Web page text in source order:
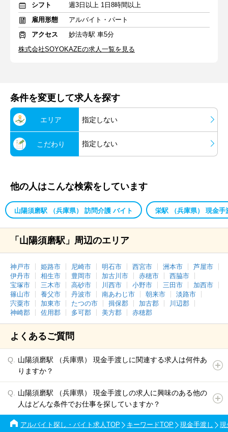
シフト
週3日以上 1日8時間以上
雇用形態
アルバイト・パート
アクセス
妙法寺駅 車5分
株式会社SOYOKAZEの求人一覧を見る
条件を変更して求人を探す
エリア 指定しない
こだわり 指定しない
他の人はこんな検索をしています
山陽須磨駅 （兵庫県） 訪問介護 バイト 栄駅 （兵庫県） 現金手
「山陽須磨駅」周辺のエリア
神戸市 姫路市 尼崎市 明石市 西宮市 洲本市
芦屋市
伊丹市
相生市 豊岡市 加古川市 赤穂市
西脇市
宝塚市
三木市 高砂市 川西市 小野市 三田市
加西市
篠山市
養父市 丹波市 南あわじ市 朝来市
淡路市
宍粟市
加東市 たつの市 揖保郡 加古郡
川辺郡
神崎郡
佐用郡 多可郡 美方郡 赤穂郡
よくあるご質問
山陽須磨駅 （兵庫県） 現金手渡しに関連する求人は何件あ
りますか？
山陽須磨駅 （兵庫県） 現金手渡しの求人に興味のある他の
人はどんな条件でお仕事を探していますか？
アルバイト探し・バイト求人TOP キーワードTOP 現金手渡し 現